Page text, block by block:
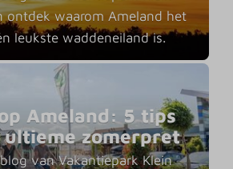
ontdek waarom Ameland het
leukste waddeneiland is.
Ameland: 5 tips
ultieme zomerpret
van Vakantiepark Klein